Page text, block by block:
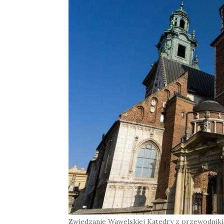
Zwiedzanie Wawelskiej Katedry z